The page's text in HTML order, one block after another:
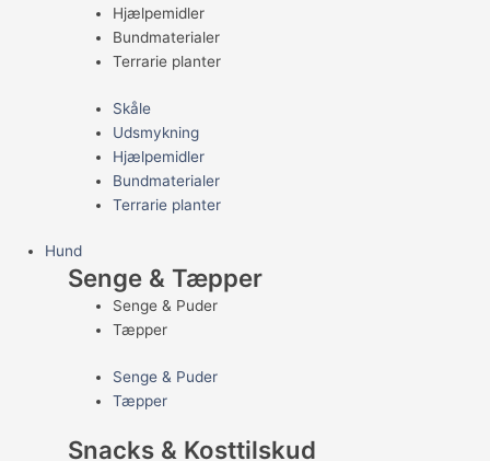
Hjælpemidler
Bundmaterialer
Terrarie planter
Skåle
Udsmykning
Hjælpemidler
Bundmaterialer
Terrarie planter
Hund
Senge & Tæpper
Senge & Puder
Tæpper
Senge & Puder
Tæpper
Snacks & Kosttilskud